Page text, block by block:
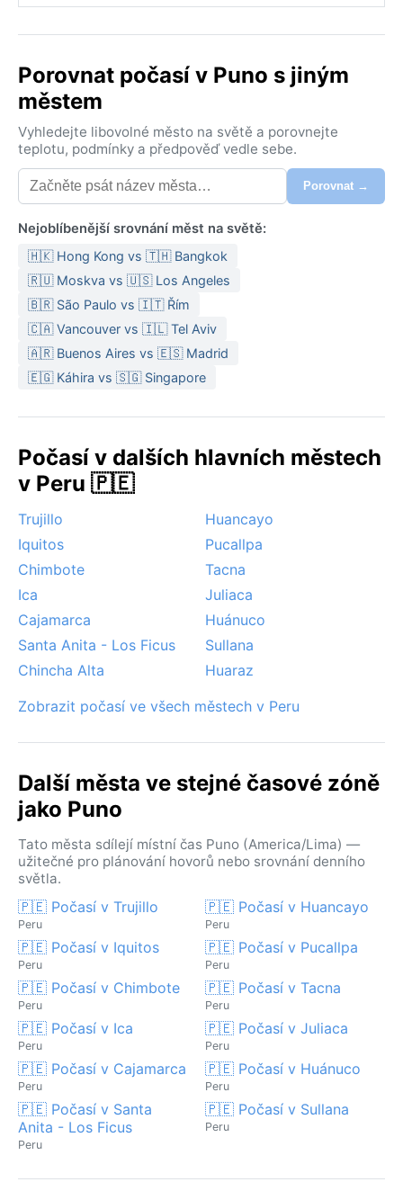
Porovnat počasí v Puno s jiným
městem
Vyhledejte libovolné město na světě a porovnejte
teplotu, podmínky a předpověď vedle sebe.
Porovnat →
Nejoblíbenější srovnání měst na světě:
🇭🇰 Hong Kong vs 🇹🇭 Bangkok
🇷🇺 Moskva vs 🇺🇸 Los Angeles
🇧🇷 São Paulo vs 🇮🇹 Řím
🇨🇦 Vancouver vs 🇮🇱 Tel Aviv
🇦🇷 Buenos Aires vs 🇪🇸 Madrid
🇪🇬 Káhira vs 🇸🇬 Singapore
Počasí v dalších hlavních městech
v Peru 🇵🇪
Trujillo
Huancayo
Iquitos
Pucallpa
Chimbote
Tacna
Ica
Juliaca
Cajamarca
Huánuco
Santa Anita - Los Ficus
Sullana
Chincha Alta
Huaraz
Zobrazit počasí ve všech městech v Peru
Další města ve stejné časové zóně
jako Puno
Tato města sdílejí místní čas Puno (America/Lima) —
užitečné pro plánování hovorů nebo srovnání denního
světla.
🇵🇪 Počasí v Trujillo
Peru
🇵🇪 Počasí v Huancayo
Peru
🇵🇪 Počasí v Iquitos
Peru
🇵🇪 Počasí v Pucallpa
Peru
🇵🇪 Počasí v Chimbote
Peru
🇵🇪 Počasí v Tacna
Peru
🇵🇪 Počasí v Ica
Peru
🇵🇪 Počasí v Juliaca
Peru
🇵🇪 Počasí v Cajamarca
Peru
🇵🇪 Počasí v Huánuco
Peru
🇵🇪 Počasí v Santa
Anita - Los Ficus
Peru
🇵🇪 Počasí v Sullana
Peru